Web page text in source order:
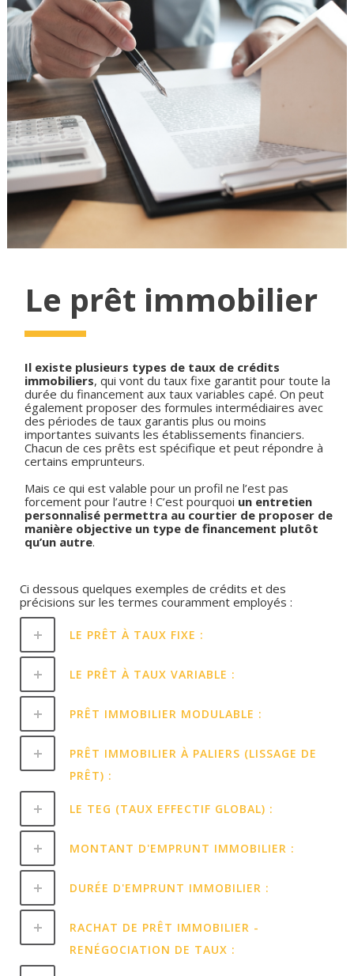
Le prêt immobilier
Il existe plusieurs types de taux de crédits
immobiliers, qui vont du taux fixe garantit pour toute la
durée du financement aux taux variables capé. On peut
également proposer des formules intermédiaires avec
des périodes de taux garantis plus ou moins
importantes suivants les établissements financiers.
Chacun de ces prêts est spécifique et peut répondre à
certains emprunteurs.
Mais ce qui est valable pour un profil ne l’est pas
forcement pour l’autre ! C’est pourquoi un entretien
personnalisé permettra au courtier de proposer de
manière objective un type de financement plutôt
qu’un autre.
Ci dessous quelques exemples de crédits et des
précisions sur les termes couramment employés :
LE PRÊT À TAUX FIXE :
LE PRÊT À TAUX VARIABLE :
PRÊT IMMOBILIER MODULABLE :
PRÊT IMMOBILIER À PALIERS (LISSAGE DE
PRÊT) :
LE TEG (TAUX EFFECTIF GLOBAL) :
MONTANT D'EMPRUNT IMMOBILIER :
DURÉE D'EMPRUNT IMMOBILIER :
RACHAT DE PRÊT IMMOBILIER -
RENÉGOCIATION DE TAUX :